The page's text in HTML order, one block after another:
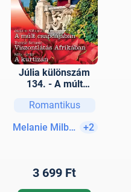
Júlia különszám
134. - A múlt
Viszontlátás
kurtizán
Romantikus
Melanie Milburne+2
3 699 Ft